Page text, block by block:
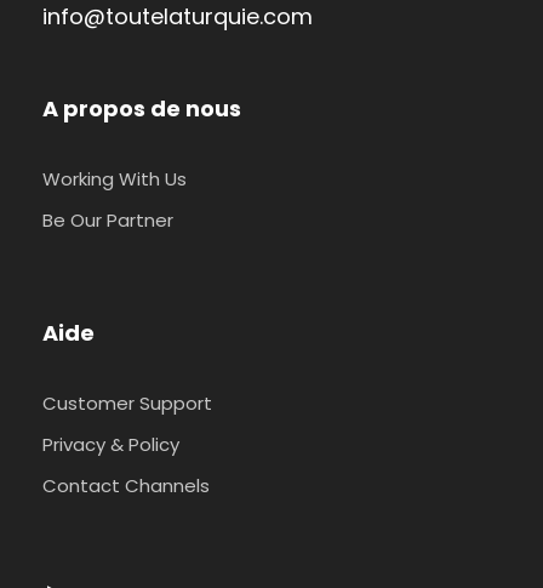
info@toutelaturquie.com
A propos de nous
Working With Us
Be Our Partner
Aide
Customer Support
Privacy & Policy
Contact Channels